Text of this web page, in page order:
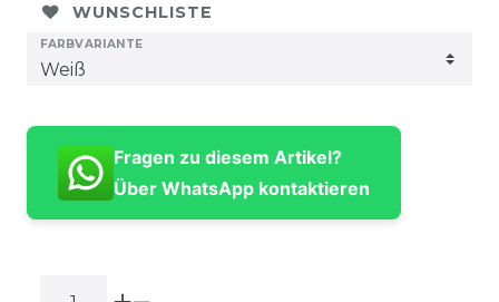
WUNSCHLISTE
FARBVARIANTE
Fragen zu diesem Artikel?
Über WhatsApp kontaktieren